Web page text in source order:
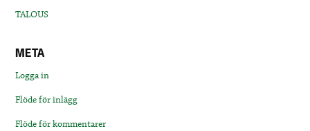
TALOUS
META
Logga in
Flöde för inlägg
Flöde för kommentarer